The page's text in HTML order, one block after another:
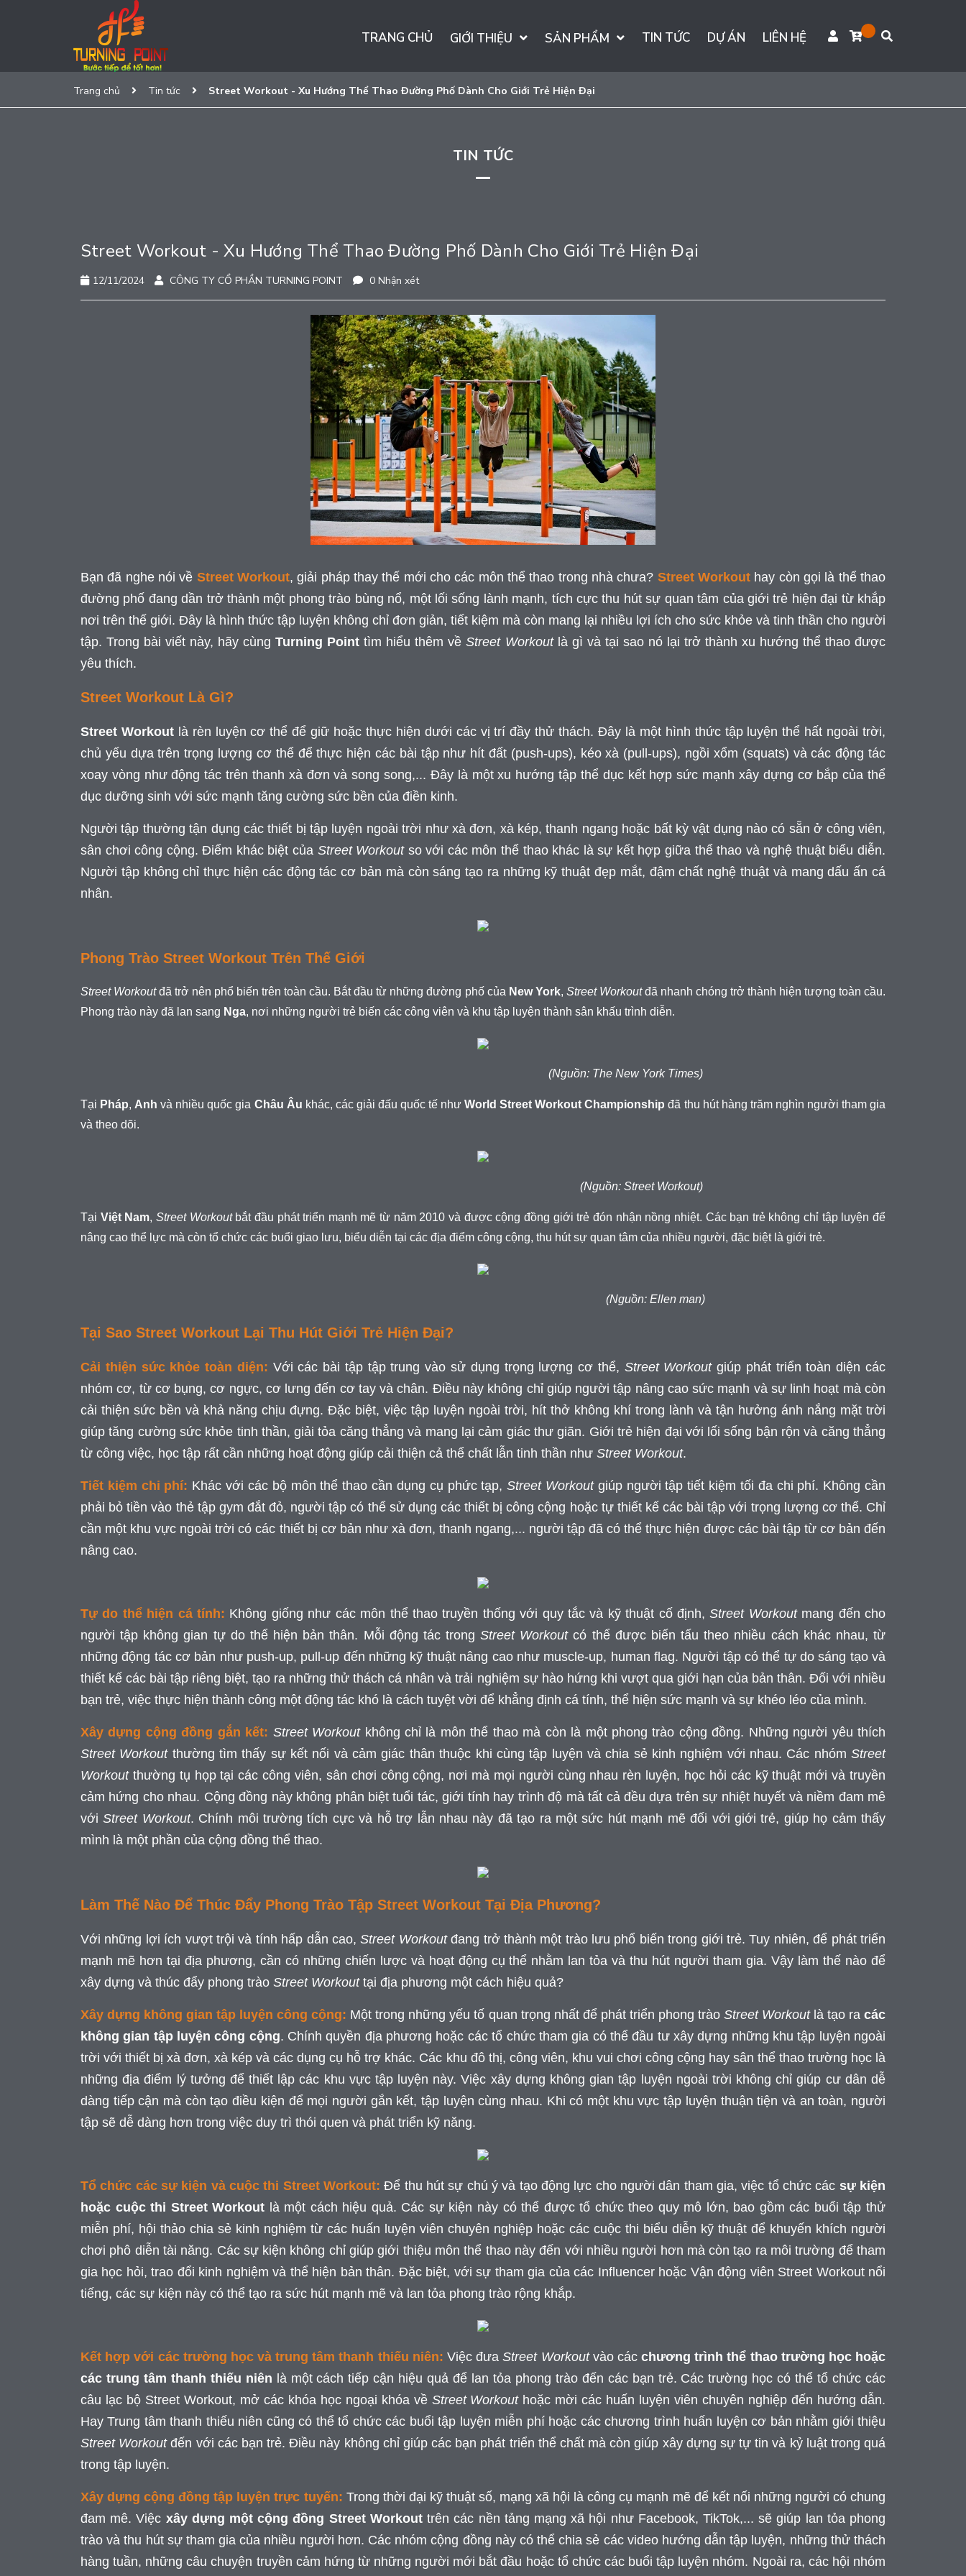
TRANG CHỦ GIỚI THIỆU SẢN PHẨM TIN TỨC DỰ ÁN LIÊN HỆ
Trang chủ Tin tức Street Workout - Xu Hướng Thể Thao Đường Phố Dành Cho Giới Trẻ Hiện Đại
TIN TỨC
Street Workout - Xu Hướng Thể Thao Đường Phố Dành Cho Giới Trẻ Hiện Đại
12/11/2024 CÔNG TY CỔ PHẦN TURNING POINT 0 Nhận xét
Bạn đã nghe nói về Street Workout, giải pháp thay thế mới cho các môn thể thao trong nhà chưa? Street Workout hay còn gọi là thể thao
đường phố đang dần trở thành một phong trào bùng nổ, một lối sống lành mạnh, tích cực thu hút sự quan tâm của giới trẻ hiện đại từ khắp
nơi trên thế giới. Đây là hình thức tập luyện không chỉ đơn giản, tiết kiệm mà còn mang lại nhiều lợi ích cho sức khỏe và tinh thần cho người
tập. Trong bài viết này, hãy cùngTurning Point tìm hiểu thêm vềStreet Workoutlà gì và tại sao nó lại trở thành xu hướng thể thao được
yêu thích.
Street Workout Là Gì?
Street Workoutlà rèn luyện cơ thể để giữ hoặc thực hiện dưới các vị trí đầy thử thách. Đây là một hình thức tập luyện thể hất ngoài trời,
chủ yếu dựa trên trọng lượng cơ thể để thực hiện các bài tập như hít đất (push-ups), kéo xà (pull-ups), ngồi xổm (squats) và các động tác
xoay vòng như động tác trên thanh xà đơn và song song,... Đây là một xu hướng tập thể dục kết hợp sức mạnh xây dựng cơ bắp của thể
dục dưỡng sinh với sức mạnh tăng cường sức bền của điền kinh.
Người tập thường tận dụng các thiết bị tập luyện ngoài trời như xà đơn, xà kép, thanh ngang hoặc bất kỳ vật dụng nào có sẵn ở công viên,
sân chơi công cộng. Điểm khác biệt của Street Workoutso với các môn thể thao khác là sự kết hợp giữa thể thao và nghệ thuật biểu diễn.
Người tập không chỉ thực hiện các động tác cơ bản mà còn sáng tạo ra những kỹ thuật đẹp mắt, đậm chất nghệ thuật và mang dấu ấn cá
nhân.
Phong Trào Street Workout Trên Thế Giới
Street Workoutđã trở nên phổ biến trên toàn cầu. Bắt đầu từ những đường phố của New York, Street Workoutđã nhanh chóng trở thành hiện tượng toàn cầu.
Phong trào này đã lan sang Nga, nơi những người trẻ biến các công viên và khu tập luyện thành sân khấu trình diễn.
(Nguồn: The New York Times)
Tại Pháp, Anh và nhiều quốc gia Châu Âu khác, các giải đấu quốc tế nhưWorld Street Workout Championship đã thu hút hàng trăm nghìn người tham gia
và theo dõi.
(Nguồn: Street Workout)
Tại Việt Nam, Street Workoutbắt đầu phát triển mạnh mẽ từ năm 2010 và được cộng đồng giới trẻ đón nhận nồng nhiệt. Các bạn trẻ không chỉ tập luyện để
nâng cao thể lực mà còn tổ chức các buổi giao lưu, biểu diễn tại các địa điểm công cộng, thu hút sự quan tâm của nhiều người, đặc biệt là giới trẻ.
(Nguồn: Ellen man)
Tại Sao Street Workout Lại Thu Hút Giới Trẻ Hiện Đại?
Cải thiện sức khỏe toàn diện: Với các bài tập tập trung vào sử dụng trọng lượng cơ thể, Street Workoutgiúp phát triển toàn diện các
nhóm cơ, từ cơ bụng, cơ ngực, cơ lưng đến cơ tay và chân. Điều này không chỉ giúp người tập nâng cao sức mạnh và sự linh hoạt mà còn
cải thiện sức bền và khả năng chịu đựng. Đặc biệt, việc tập luyện ngoài trời, hít thở không khí trong lành và tận hưởng ánh nắng mặt trời
giúp tăng cường sức khỏe tinh thần, giải tỏa căng thẳng và mang lại cảm giác thư giãn. Giới trẻ hiện đại với lối sống bận rộn và căng thẳng
từ công việc, học tập rất cần những hoạt động giúp cải thiện cả thể chất lẫn tinh thần như Street Workout.
Tiết kiệm chi phí: Khác với các bộ môn thể thao cần dụng cụ phức tạp,Street Workoutgiúp người tập tiết kiệm tối đa chi phí. Không cần
phải bỏ tiền vào thẻ tập gym đắt đỏ, người tập có thể sử dụng các thiết bị công cộng hoặc tự thiết kế các bài tập với trọng lượng cơ thể. Chỉ
cần một khu vực ngoài trời có các thiết bị cơ bản như xà đơn, thanh ngang,... người tập đã có thể thực hiện được các bài tập từ cơ bản đến
nâng cao.
Tự do thể hiện cá tính: Không giống như các môn thể thao truyền thống với quy tắc và kỹ thuật cố định,Street Workoutmang đến cho
người tập không gian tự do thể hiện bản thân. Mỗi động tác trongStreet Workoutcó thể được biến tấu theo nhiều cách khác nhau, từ
những động tác cơ bản như push-up, pull-up đến những kỹ thuật nâng cao như muscle-up, human flag. Người tập có thể tự do sáng tạo và
thiết kế các bài tập riêng biệt, tạo ra những thử thách cá nhân và trải nghiệm sự hào hứng khi vượt qua giới hạn của bản thân. Đối với nhiều
bạn trẻ, việc thực hiện thành công một động tác khó là cách tuyệt vời để khẳng định cá tính, thể hiện sức mạnh và sự khéo léo của mình.
Xây dựng cộng đồng gắn kết: Street Workoutkhông chỉ là môn thể thao mà còn là một phong trào cộng đồng. Những người yêu thích
Street Workoutthường tìm thấy sự kết nối và cảm giác thân thuộc khi cùng tập luyện và chia sẻ kinh nghiệm với nhau. Các nhómStreet
Workoutthường tụ họp tại các công viên, sân chơi công cộng, nơi mà mọi người cùng nhau rèn luyện, học hỏi các kỹ thuật mới và truyền
cảm hứng cho nhau. Cộng đồng này không phân biệt tuổi tác, giới tính hay trình độ mà tất cả đều dựa trên sự nhiệt huyết và niềm đam mê
vớiStreet Workout. Chính môi trường tích cực và hỗ trợ lẫn nhau này đã tạo ra một sức hút mạnh mẽ đối với giới trẻ, giúp họ cảm thấy
mình là một phần của cộng đồng thể thao.
Làm Thế Nào Để Thúc Đẩy Phong Trào Tập Street Workout Tại Địa Phương?
Với những lợi ích vượt trội và tính hấp dẫn cao,Street Workoutđang trở thành một trào lưu phổ biến trong giới trẻ. Tuy nhiên, để phát triển
mạnh mẽ hơn tại địa phương, cần có những chiến lược và hoạt động cụ thể nhằm lan tỏa và thu hút người tham gia. Vậy làm thế nào để
xây dựng và thúc đẩy phong trào Street Workouttại địa phương một cách hiệu quả?
Xây dựng không gian tập luyện công cộng: Một trong những yếu tố quan trọng nhất để phát triển phong trào Street Workoutlà tạo racác
không gian tập luyện công cộng. Chính quyền địa phương hoặc các tổ chức tham gia có thể đầu tư xây dựng những khu tập luyện ngoài
trời với thiết bị xà đơn, xà kép và các dụng cụ hỗ trợ khác. Các khu đô thị, công viên, khu vui chơi công cộng hay sân thể thao trường học là
những địa điểm lý tưởng để thiết lập các khu vực tập luyện này. Việc xây dựng không gian tập luyện ngoài trời không chỉ giúp cư dân dễ
dàng tiếp cận mà còn tạo điều kiện để mọi người gắn kết, tập luyện cùng nhau. Khi có một khu vực tập luyện thuận tiện và an toàn, người
tập sẽ dễ dàng hơn trong việc duy trì thói quen và phát triển kỹ năng.
Tổ chức các sự kiện và cuộc thi Street Workout: Để thu hút sự chú ý và tạo động lực cho người dân tham gia, việc tổ chức các sự kiện
hoặc cuộc thi Street Workout là một cách hiệu quả. Các sự kiện này có thể được tổ chức theo quy mô lớn, bao gồm các buổi tập thử
miễn phí, hội thảo chia sẻ kinh nghiệm từ các huấn luyện viên chuyên nghiệp hoặc các cuộc thi biểu diễn kỹ thuật để khuyến khích người
chơi phô diễn tài năng. Các sự kiện không chỉ giúp giới thiệu môn thể thao này đến với nhiều người hơn mà còn tạo ra môi trường để tham
gia học hỏi, trao đổi kinh nghiệm và thể hiện bản thân. Đặc biệt, với sự tham gia của các Influencer hoặc Vận động viên Street Workout nổi
tiếng, các sự kiện này có thể tạo ra sức hút mạnh mẽ và lan tỏa phong trào rộng khắp.
Kết hợp với các trường học và trung tâm thanh thiếu niên: Việc đưaStreet Workoutvào cácchương trình thể thao trường học hoặc
các trung tâm thanh thiếu niên là một cách tiếp cận hiệu quả để lan tỏa phong trào đến các bạn trẻ. Các trường học có thể tổ chức các
câu lạc bộ Street Workout, mở các khóa học ngoại khóa về Street Workouthoặc mời các huấn luyện viên chuyên nghiệp đến hướng dẫn.
Hay Trung tâm thanh thiếu niên cũng có thể tổ chức các buổi tập luyện miễn phí hoặc các chương trình huấn luyện cơ bản nhằm giới thiệu
Street Workoutđến với các bạn trẻ. Điều này không chỉ giúp các bạn phát triển thể chất mà còn giúp xây dựng sự tự tin và kỷ luật trong quá
trong tập luyện.
Xây dựng cộng đồng tập luyện trực tuyến: Trong thời đại kỹ thuật số, mạng xã hội là công cụ mạnh mẽ để kết nối những người có chung
đam mê. Việc xây dựng một cộng đồng Street Workouttrên các nền tảng mạng xã hội như Facebook, TikTok,... sẽ giúp lan tỏa phong
trào và thu hút sự tham gia của nhiều người hơn. Các nhóm cộng đồng này có thể chia sẻ các video hướng dẫn tập luyện, những thử thách
hàng tuần, những câu chuyện truyền cảm hứng từ những người mới bắt đầu hoặc tổ chức các buổi tập luyện nhóm. Ngoài ra, các hội nhóm